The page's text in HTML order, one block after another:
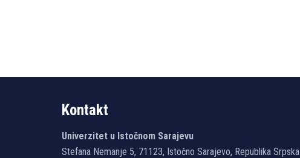
Kontakt
Univerzitet u Istočnom Sarajevu
Stefana Nemanje 5, 71123, Istočno Sarajevo, Republika Srpska